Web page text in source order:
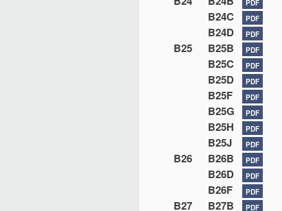
PDF
B24C PDF
B24D PDF
B25 B25B PDF
B25C PDF
B25D PDF
B25F PDF
B25G PDF
B25H PDF
B25J PDF
B26 B26B PDF
B26D PDF
B26F PDF
B27 B27B PDF